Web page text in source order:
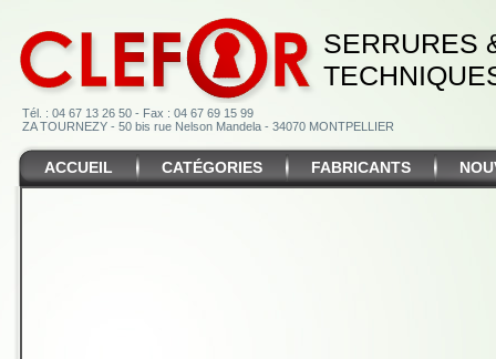
SERRURES
Tél. : 04 67 13 26 50 - Fax : 04 67 69 15 99
ZA TOURNEZY - 50 bis rue Nelson Mandela - 34070 MONTPELLIER
ACCUEIL CATÉGORIES FABRICANTS